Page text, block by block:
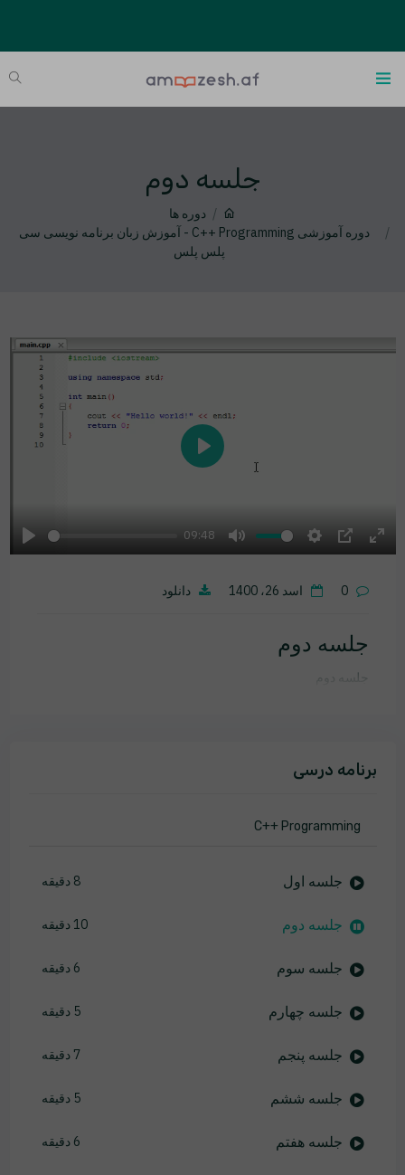
جلسه دوم
دوره ها
دوره آموزشی C++ Programming - آموزش زبان برنامه نویسی سی
پلس پلس
Play
09:48
Mute Settings
PIP
Play
0 اسد 26، 1400 دانلود
جلسه دوم
جلسه دوم
برنامه درسی
C++ Programming
جلسه اول 8 دقیقه
جلسه دوم 10 دقیقه
جلسه سوم 6 دقیقه
جلسه چهارم 5 دقیقه
جلسه پنجم 7 دقیقه
جلسه ششم 5 دقیقه
جلسه هفتم 6 دقیقه